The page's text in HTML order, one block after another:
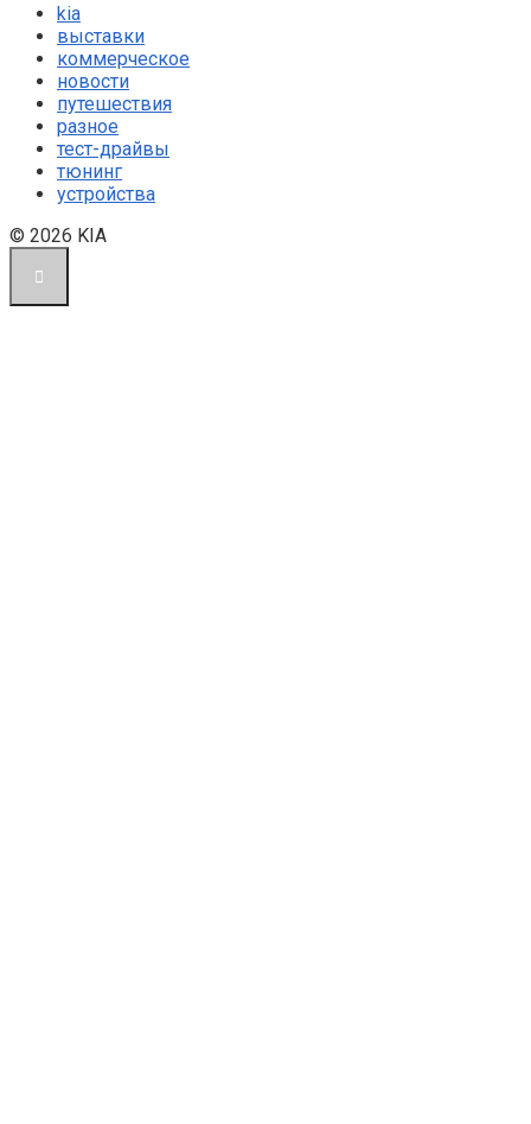
kia
выставки
коммерческое
новости
путешествия
разное
тест-драйвы
тюнинг
устройства
© 2026 KIA